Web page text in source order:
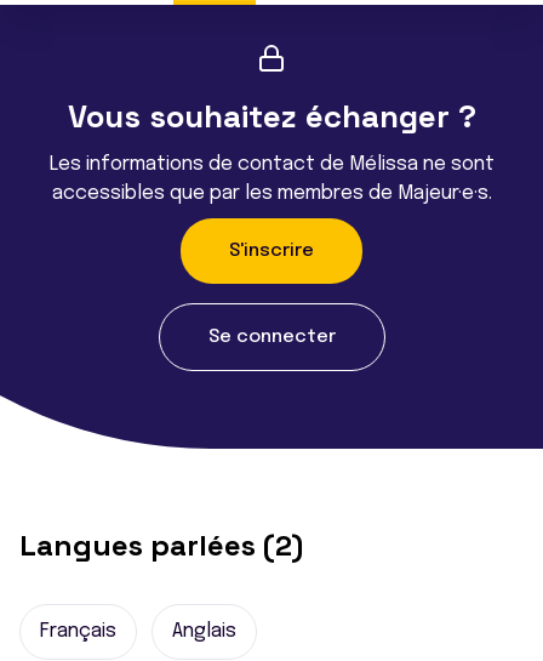
Vous souhaitez échanger ?
Les informations de contact de Mélissa ne sont
accessibles que par les membres de Majeur·e·s.
S'inscrire
Se connecter
Langues parlées (2)
Français Anglais